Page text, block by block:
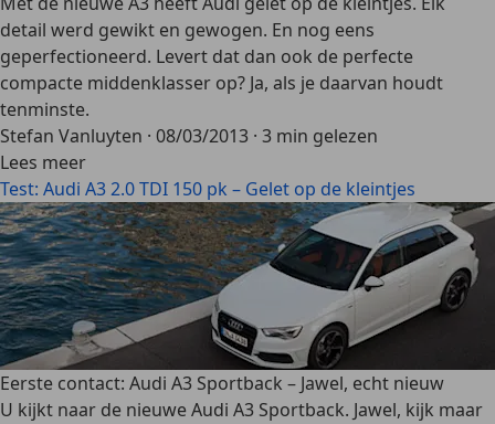
detail werd gewikt en gewogen. En nog eens
geperfectioneerd. Levert dat dan ook de perfecte
compacte middenklasser op? Ja, als je daarvan houdt
tenminste.
Stefan Vanluyten · 08/03/2013 · 3 min gelezen
Lees meer
Test: Audi A3 2.0 TDI 150 pk – Gelet op de kleintjes
Eerste contact: Audi A3 Sportback – Jawel, echt nieuw
U kijkt naar de nieuwe Audi A3 Sportback. Jawel, kijk maar